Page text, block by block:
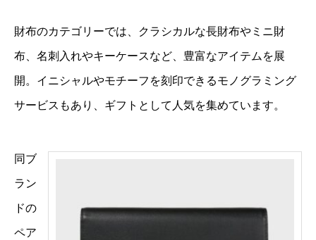
財布のカテゴリーでは、クラシカルな長財布やミニ財
布、名刺入れやキーケースなど、豊富なアイテムを展
開。イニシャルやモチーフを刻印できるモノグラミング
サービスもあり、ギフトとして人気を集めています。
同ブ
ラン
ドの
ペア